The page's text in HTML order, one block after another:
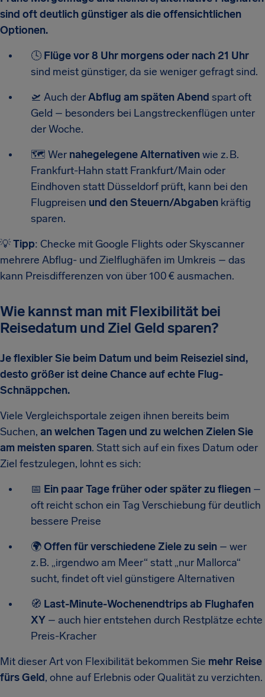
sind oft deutlich günstiger als die offensichtlichen
Optionen.
🕓 Flüge vor 8 Uhr morgens oder nach 21 Uhr
sind meist günstiger, da sie weniger gefragt sind.
🛫 Auch derAbflug am späten Abend spart oft
Geld – besonders bei Langstreckenflügen unter
der Woche.
🗺️ Wer nahegelegene Alternativenwie z. B.
Frankfurt-Hahn statt Frankfurt/Main oder
Eindhoven statt Düsseldorf prüft, kann bei den
Flugpreisen und den Steuern/Abgaben kräftig
sparen.
💡Tipp: Checke mit Google Flights oder Skyscanner
mehrere Abflug- und Zielflughäfen im Umkreis – das
kann Preisdifferenzen von über 100 € ausmachen.
Wie kannst man mit Flexibilität bei
Reisedatum und Ziel Geld sparen?
Je flexibler Sie beim Datum und beim Reiseziel sind,
desto größer ist deine Chance auf echte Flug-
Schnäppchen.
Viele Vergleichsportale zeigen ihnen bereits beim
Suchen, an welchen Tagen und zu welchen Zielen Sie
am meisten sparen. Statt sich auf ein fixes Datum oder
Ziel festzulegen, lohnt es sich:
📅 Ein paar Tage früher oder später zu fliegen –
oft reicht schon ein Tag Verschiebung für deutlich
bessere Preise
🌍Offen für verschiedene Ziele zu sein – wer
z. B. „irgendwo am Meer“ statt „nur Mallorca“
sucht, findet oft viel günstigere Alternativen
🧭 Last-Minute-Wochenendtrips ab Flughafen
XY – auch hier entstehen durch Restplätze echte
Preis-Kracher
Mit dieser Art von Flexibilität bekommen Sie mehr Reise
fürs Geld, ohne auf Erlebnis oder Qualität zu verzichten.